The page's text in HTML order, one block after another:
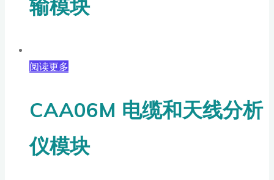
输模块
阅读更多
CAA06M 电缆和天线分析
仪模块